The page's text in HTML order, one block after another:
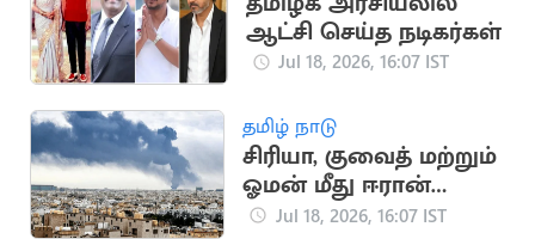
ஆட்சி செய்த நடிகர்கள்
Jul 18, 2026, 16:07 IST
தமிழ் நாடு
சிரியா, குவைத் மற்றும்
ஓமன் மீது ஈரான்
பதிலடி தாக்குதல்
Jul 18, 2026, 16:07 IST